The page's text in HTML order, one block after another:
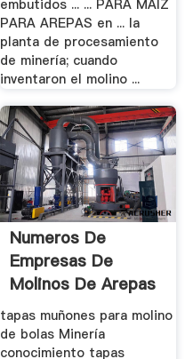
embutidos ... ... PARA MAIZ
PARA AREPAS en ... la
planta de procesamiento
de minería; cuando
inventaron el molino ...
Numeros De
Empresas De
Molinos De Arepas
tapas muñones para molino
de bolas Minería
conocimiento tapas